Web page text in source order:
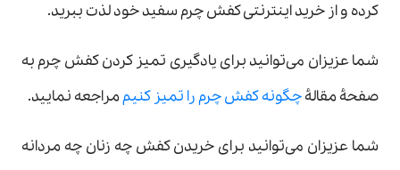
کرده و از خرید اینترنتی کفش چرم سفید خود لذت ببرید.
شما عزیزان می‌توانید برای یادگیری تمیز کردن کفش چرم به
صفحۀ مقالۀچگونه کفش چرم را تمیز کنیممراجعه نمایید.
شما عزیزان می‌توانید برای خریدن کفش چه زنان چه مردانه